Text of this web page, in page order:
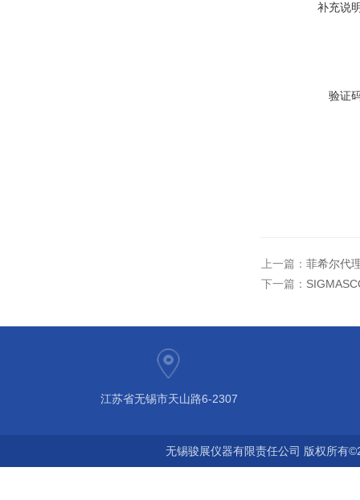
补充说
验证
上一篇： 菲希尔代
下一篇：
江苏省无锡市天山路6-2307
无锡骏展仪器有限责任公司 版权所有